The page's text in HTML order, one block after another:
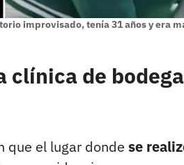
improvisado, tenía 31 años y era
clínica de
que el lugar donde se